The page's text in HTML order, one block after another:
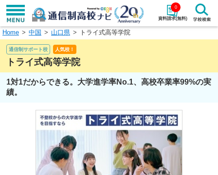
資料請求(無料)
0
学校名で探す
エリアから探す 特徴から探す
北海道・東北
北陸・甲信越
Home 中国 山口県 トライ式高等学院
通信制サポート校 人気校！
トライ式高等学院
1対1だからできる。大学進学率No.1、高校卒業率99%の実
績。